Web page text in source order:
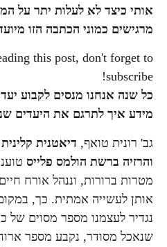
אותי כיצד לא לעלות יתר על
מרגישים כמוני הכתבה הזו
this post, don't forget to
subscribe!
כל שנה אנחנו מנסים לקבוע
מידע איך לתרגם את היעדים
גב' רונית טואף, דיאטנית
והרזיה ברשת הולמס פלייס
מטרות ברורות, וננהל אורח
אותן לעשייה אמתית. כך,
נגדיר לעצמנו מספר מסוים של
שנאכל מסודר, נקבע מספר